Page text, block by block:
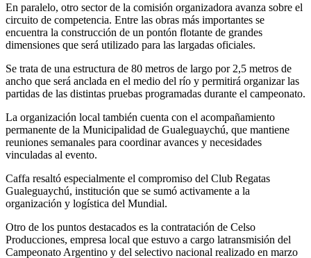
En paralelo, otro sector de la comisión organizadora avanza sobre el
circuito de competencia. Entre las obras más importantes se
encuentra la construcción de un pontón flotante de grandes
dimensiones que será utilizado para las largadas oficiales.
Se trata de una estructura de 80 metros de largo por 2,5 metros de
ancho que será anclada en el medio del río y permitirá organizar las
partidas de las distintas pruebas programadas durante el campeonato.
La organización local también cuenta con el acompañamiento
permanente de la Municipalidad de Gualeguaychú, que mantiene
reuniones semanales para coordinar avances y necesidades
vinculadas al evento.
Caffa resaltó especialmente el compromiso del Club Regatas
Gualeguaychú, institución que se sumó activamente a la
organización y logística del Mundial.
Otro de los puntos destacados es la contratación de Celso
Producciones, empresa local que estuvo a cargo latransmisión del
Campeonato Argentino y del selectivo nacional realizado en marzo